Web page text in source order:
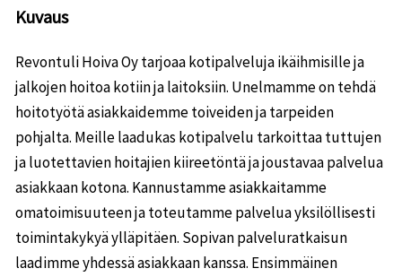
Kuvaus
Revontuli Hoiva Oy tarjoaa kotipalveluja ikäihmisille ja
jalkojen hoitoa kotiin ja laitoksiin. Unelmamme on tehdä
hoitotyötä asiakkaidemme toiveiden ja tarpeiden
pohjalta. Meille laadukas kotipalvelu tarkoittaa tuttujen
ja luotettavien hoitajien kiireetöntä ja joustavaa palvelua
asiakkaan kotona. Kannustamme asiakkaitamme
omatoimisuuteen ja toteutamme palvelua yksilöllisesti
toimintakykyä ylläpitäen. Sopivan palveluratkaisun
laadimme yhdessä asiakkaan kanssa. Ensimmäinen